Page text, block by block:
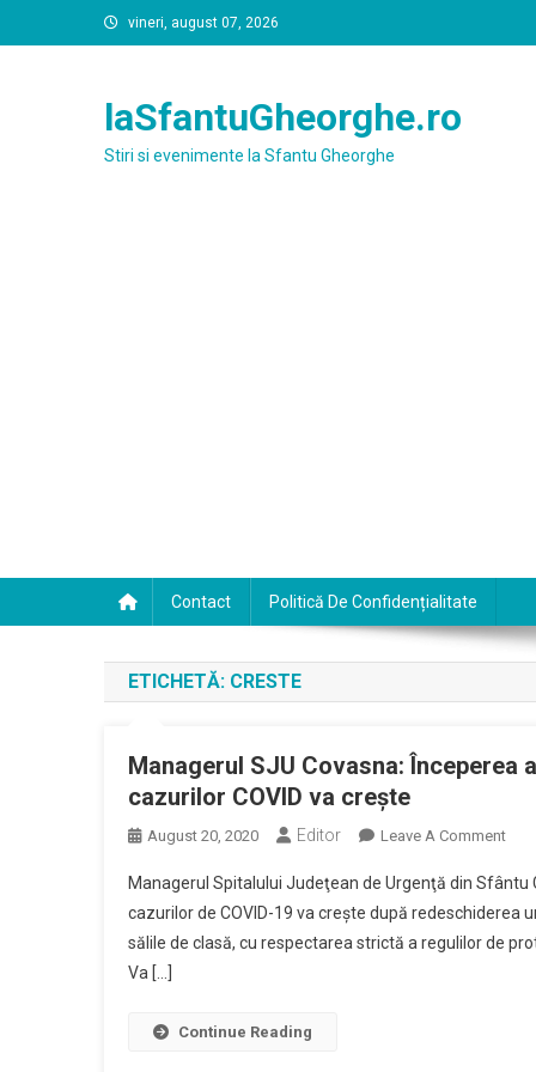
to
vineri, august 07, 2026
laSfantuGheorghe.ro
Stiri si evenimente la Sfantu Gheorghe
Contact Politică De Confidențialitate
ETICHETĂ: CRESTE
Managerul SJU Covasna:
cazurilor COVID va creşte
August 20, 2020 Editor Leave A CommentOn
SJU
Managerul Spitalului Judeţean de Urgenţă din Sfântu
cazurilor de COVID-19 va creşte după
sălile de clasă, cu respectarea strictă a regulilor de
Va […]
Continue Reading